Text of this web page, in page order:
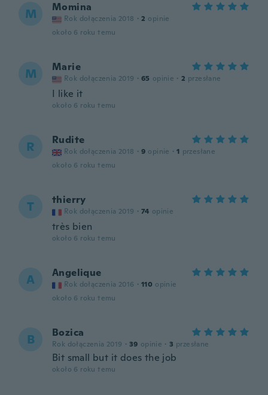
M Momina
Rok dołączenia 2018 · 2 opinie
około 6 roku temu
M Marie
Rok dołączenia 2019 · 65 opinie · 2 przesłane
I like it
około 6 roku temu
R Rudite
Rok dołączenia 2018 · 9 opinie · 1 przesłane
około 6 roku temu
T thierry
Rok dołączenia 2019 · 74 opinie
très bien
około 6 roku temu
A Angelique
Rok dołączenia 2016 · 110 opinie
około 6 roku temu
B Bozica
Rok dołączenia 2019 · 39 opinie · 3 przesłane
Bit small but it does the job
około 6 roku temu